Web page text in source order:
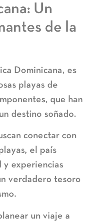
Un
de la
Dominicana, es
playas de
que han
destino soñado.
conectar con
el país
y experiencias
verdadero tesoro
un viaje a